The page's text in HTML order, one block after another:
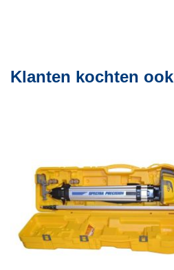
Klanten kochten ook